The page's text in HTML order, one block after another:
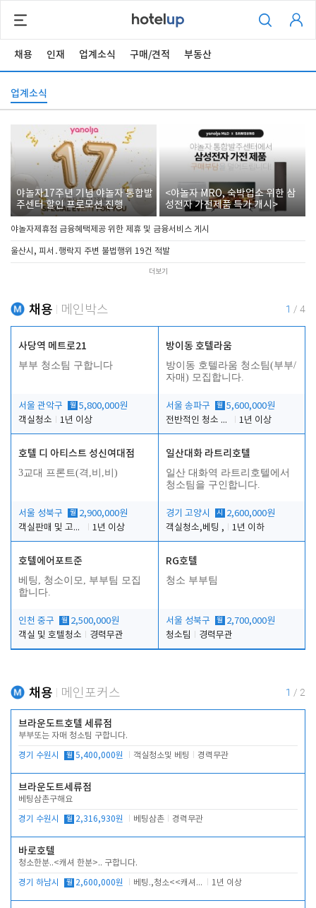
채용 인재 업계소식 구매/견적 부동산
업계소식
야놀자17주년 기념 야놀자 통합발
주센터 할인 프로모션 진행
<야놀자 MRO, 숙박업소 위한 삼
성전자 가전제품 특가 개시>
야놀자제휴점 금융혜택제공 위한 제휴 및 금융서비스 게시
울산시, 피서․행락지 주변 불법행위 19건 적발
더보기
채용 메인박스 1 / 4
사당역 메트로21
부부 청소팀 구합니다
서울 관악구 월 5,800,000원
객실청소
1년 이상
방이동 호텔라움
방이동 호텔라움 청소팀(부부/
자매) 모집합니다.
서울 송파구 월 5,600,000원
전반적인 청소 업무(객실청소.객실정리)
1년 이상
호텔 디 아티스트 성신여대점
3교대 프론트(격,비,비)
서울 성북구 월 2,900,000원
객실판매 및 고객응대
1년 이상
일산대화 라트리호텔
일산 대화역 라트리호텔에서
청소팀을 구인합니다.
경기 고양시 시
2,600,000원
객실청소,베팅 ,
1년 이하
호텔에어포트준
베팅, 청소이모, 부부팀 모집
합니다.
인천 중구 월 2,500,000원
객실 및 호텔청소
경력무관
RG호텔
청소 부부팀
서울 성북구 월 2,700,000원
청소팀
경력무관
채용 메인포커스 1 / 2
브라운도트호텔 세류점
부부또는 자매 청소팀 구합니다.
경기 수원시 월 5,400,000원 객실청소및 베팅 경력무관
브라운도트세류점
베팅삼촌구해요
경기 수원시 월 2,316,930원 베팅삼촌 경력무관
바로호텔
청소한분..<캐셔 한분>.. 구합니다.
경기 하남시 월 2,600,000원 베팅.,청소<<캐셔 모셔봅니다. 1년 이상